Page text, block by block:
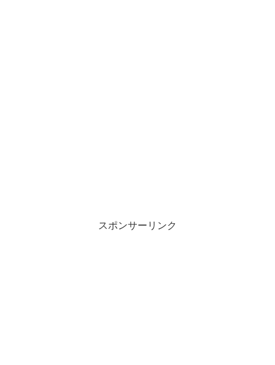
スポンサーリンク